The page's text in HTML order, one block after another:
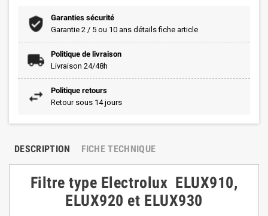
Garanties sécurité
Garantie 2 / 5 ou 10 ans détails fiche article
Politique de livraison
Livraison 24/48h
Politique retours
Retour sous 14 jours
DESCRIPTION FICHE TECHNIQUE
Filtre type Electrolux ELUX910,
ELUX920 et ELUX930